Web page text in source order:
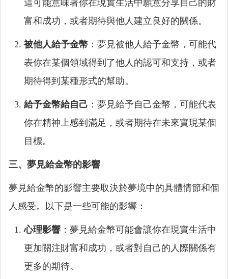
這可能意味著你在現實生活中願意分享自己的財
富和成功，或者期待與他人建立良好的關係。
被他人給予金幣 ：夢見被他人給予金幣，可能代
表你在某個領域得到了他人的認可和支持，或者
期待得到某種形式的幫助。
給予金幣給自己 ：夢見給予自己金幣，可能代表
你在精神上感到滿足，或者期待在未來實現某個
目標。
三、夢見給金幣的影響
夢見給金幣的影響主要取決於夢境中的具體情節和個
人感受。以下是一些可能的影響：
心理影響 ：夢見給金幣可能會讓你在現實生活中
更加關注財富和成功，或者對自己的人際關係有
更多的期待。